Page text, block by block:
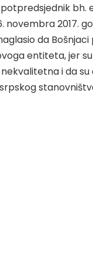
potpredsjednik bh.
novembra 2017.
da
entiteta, jer
i da su